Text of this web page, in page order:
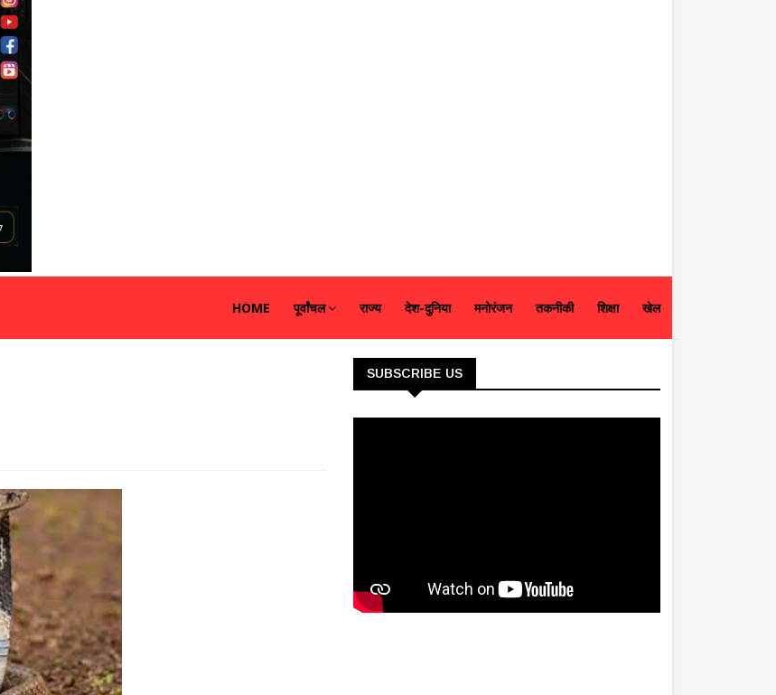
HOME पूर्वांचल राज्य देश-दुनिया मनोरंजन तकनीकी शिक्षा खेल
SUBSCRIBE US